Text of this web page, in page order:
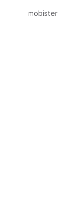
mobister